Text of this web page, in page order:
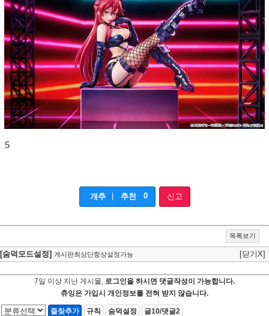
5
개추 | 추천 0 신고
목록보기
[숨덕모드설정] 게시판최상단항상설정가능 [닫기X]
7일 이상 지난 게시물,
로그인을 하시면 댓글작성이 가능합니다.
츄잉은 가입시 개인정보를 전혀 받지 않습니다.
즐찾추가 규칙 숨덕설정 글10/댓글2